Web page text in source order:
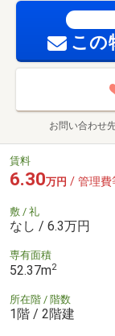
この
お問い合わせ
賃料
6.30万円 / 管理費
敷 / 礼
なし / 6.3万円
専有面積
52.37m2
所在階 / 階数
1階 / 2階建